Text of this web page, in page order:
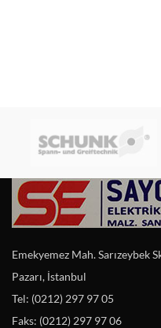
Emekyemez Mah. Sarızeybek
Pazarı, İstanbul
Tel: (0212) 297 97 05
Faks: (0212) 297 97 06